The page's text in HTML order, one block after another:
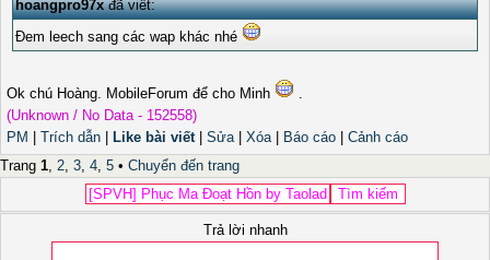
hoangpro97xđã viết:
Ðem leech sang các wap khác nhé
Ok chú Hoàng. MobileForum để cho Minh
.
(Unknown / No Data - 152558)
PM
Trích dẫn Like bài viết| Sửa| Xóa| Báo cáo
Cảnh cáo
Trang 1, 2, 3, 4, 5 • Chuyển đến trang
Trả lời nhanh